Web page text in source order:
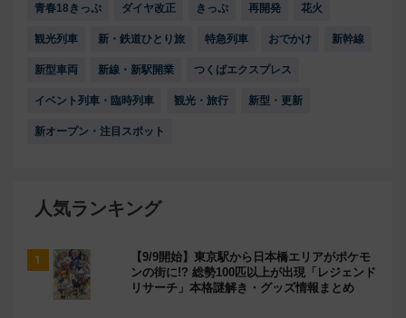
青春18きっぷ ダイヤ改正 きっぷ 再開発 花火
観光列車 新・鉄道ひとり旅 特急列車 おでかけ 新幹線
新型車両 新線・新駅開業 つくばエクスプレス
イベント列車・臨時列車 観光・旅行 新型・更新
新オープン・注目スポット
人気ランキング
【9/9開始】東京駅から日本橋エリアがポケモ
ンの街に!? 総勢100匹以上が出現「レジェンド
リサーチ」本格謎解き・グッズ情報まとめ